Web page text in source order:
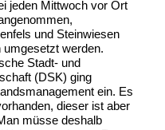
jeden Mittwoch vor Ort
und Steinwiesen
werden.
Stadt- und
(DSK) ging
ein. Es
dieser ist aber
müsse deshalb